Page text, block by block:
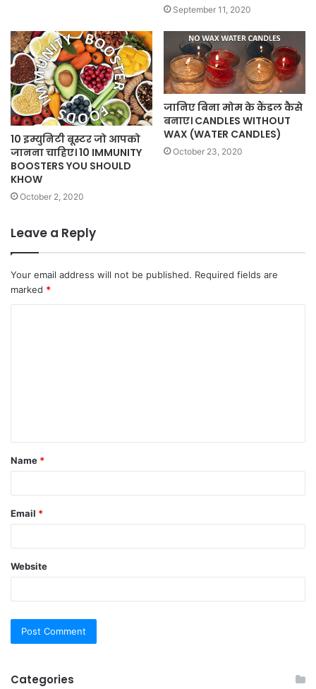
September 11, 2020
10 इम्युनिटी बूस्टर जो आपको
जानना चाहिए। 10 IMMUNITY
BOOSTERS YOU SHOULD
KHOW
October 2, 2020
जानिए बिना मोम के कैंडल कैसे
बनाए। CANDLES WITHOUT
WAX (WATER CANDLES)
October 23, 2020
Leave a Reply
Your email address will not be published. Required fields are
marked *
t
*
Name *
Email *
Website
Categories